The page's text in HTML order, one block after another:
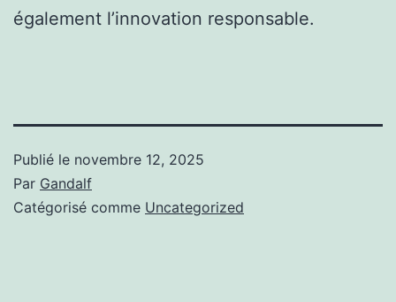
également l’innovation responsable.
Publié le novembre 12, 2025
Par Gandalf
Catégorisé comme Uncategorized